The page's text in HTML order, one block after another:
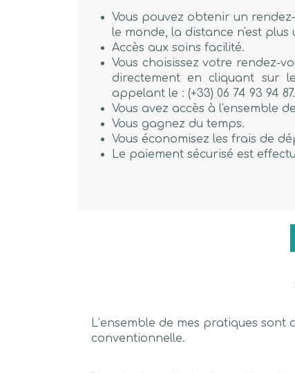
Vous pouvez obtenir un
le monde, la distance n'est plus
Accès aux soins facilité.
Vous choisissez votre rendez-
directement en cliquant sur
appelant le : (+33) 06 74 93 94 87.
Vous avez accès à l'ensemble
Vous gagnez du temps.
Vous économisez les frais de
Le paiement sécurisé est
L’ensemble de mes pratiques
conventionnelle.